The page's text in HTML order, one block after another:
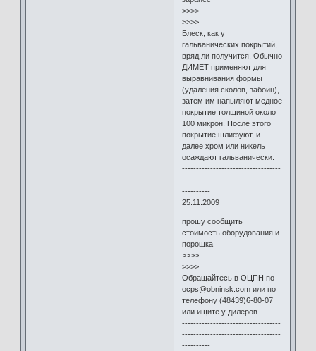
>>>>
>>>>
Блеск, как у
гальванических покрытий,
вряд ли получится. Обычно
ДИМЕТ применяют для
выравнивания формы
(удаления сколов, забоин),
затем им напыляют медное
покрытие толщиной около
100 микрон. После этого
покрытие шлифуют, и
далее хром или никель
осаждают гальванически.
-----------------------------------
-----------------------------------
----------
25.11.2009
прошу сообщить
стоимость оборудования и
порошка
>>>>
>>>>
Обращайтесь в ОЦПН по
ocps@obninsk.com или по
телефону (48439)6-80-07
или ищите у дилеров.
-----------------------------------
-----------------------------------
----------